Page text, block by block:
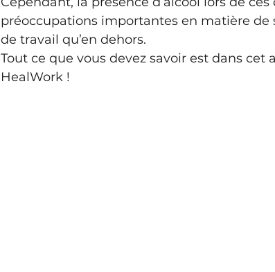
préoccupations importantes en matière de
de travail qu’en dehors.
Tout ce que vous devez savoir est dans
HealWork !